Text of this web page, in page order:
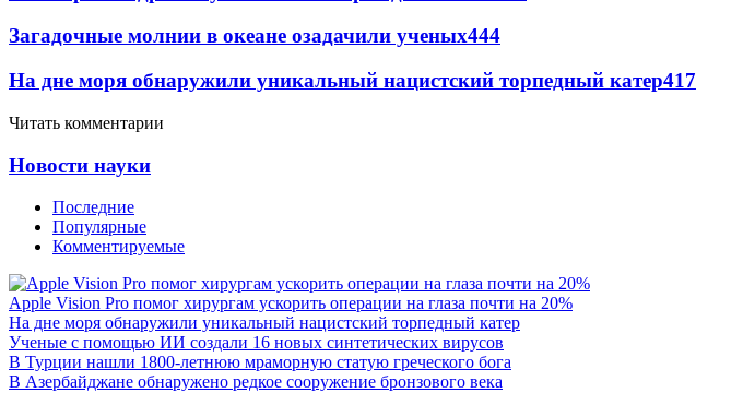
Загадочные молнии в океане озадачили ученых444
На дне моря обнаружили уникальный нацистский торпедный катер417
Читать комментарии
Новости науки
Последние
Популярные
Комментируемые
Apple Vision Pro помог хирургам ускорить операции на глаза почти на 20%
На дне моря обнаружили уникальный нацистский торпедный катер
Ученые с помощью ИИ создали 16 новых синтетических вирусов
В Турции нашли 1800-летнюю мраморную статую греческого бога
В Азербайджане обнаружено редкое сооружение бронзового века